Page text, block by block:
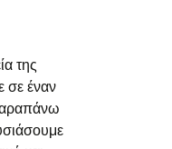
της
σε έναν